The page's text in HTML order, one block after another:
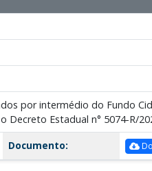
por intermédio do Fundo
Estadual n° 5074-R/
Documento: